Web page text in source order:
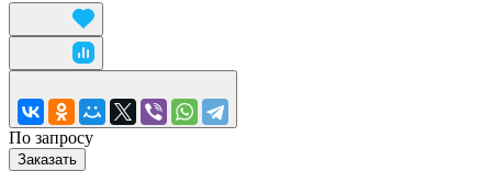
По запросу
Заказать